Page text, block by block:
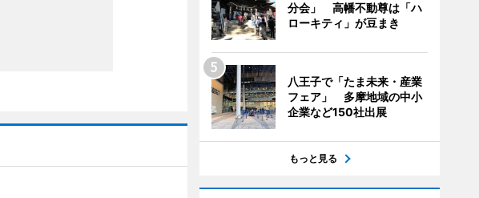
分会」 高幡不動尊は「ハ
ローキティ」が豆まき
八王子で「たま未来・産業
フェア」 多摩地域の中小
企業など150社出展
もっと見る